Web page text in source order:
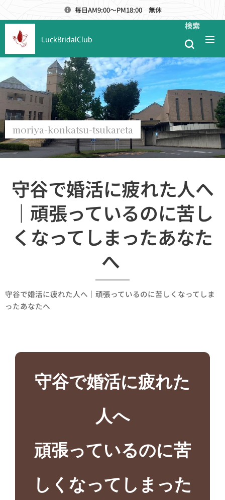
毎日AM9:00～PM18:00 無休
LuckBridalClub
検索
moriya-konkatsu-tsukareta
守谷で婚活に疲れた人へ
｜頑張っているのに苦し
くなってしまったあなた
へ
守谷で婚活に疲れた人へ｜頑張っているのに苦しくなってしま
ったあなたへ
守谷で婚活に疲れた
人へ
頑張っているのに苦
しくなってしまった